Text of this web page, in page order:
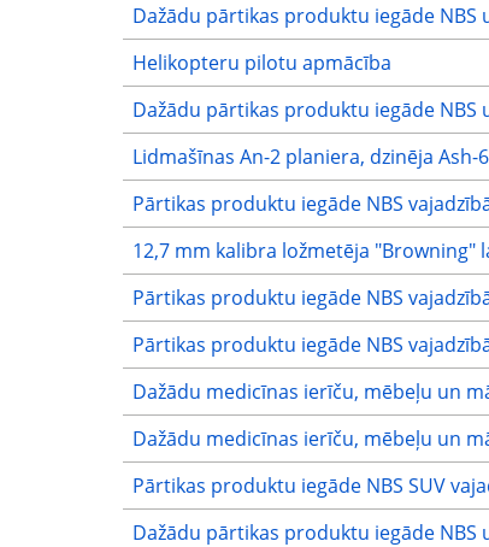
Dažādu pārtikas produktu iegāde NBS
Helikopteru pilotu apmācība
Dažādu pārtikas produktu iegāde NBS
Lidmašīnas An-2 planiera, dzinēja
Pārtikas produktu iegāde NBS
12,7 mm kalibra ložmetēja "Browning"
Pārtikas produktu iegāde NBS
Pārtikas produktu iegāde NBS
Dažādu medicīnas ierīču, mēbeļu un
Dažādu medicīnas ierīču, mēbeļu un
Pārtikas produktu iegāde NBS SUV
Dažādu pārtikas produktu iegāde NBS